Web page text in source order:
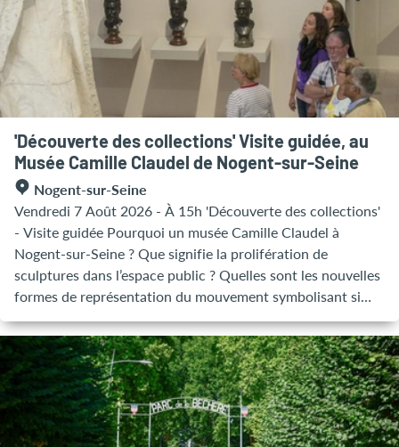
'Découverte des collections' Visite guidée, au
Musée Camille Claudel de Nogent-sur-Seine
Nogent-sur-Seine
Vendredi 7 Août 2026 - À 15h 'Découverte des collections'
- Visite guidée Pourquoi un musée Camille Claudel à
Nogent-sur-Seine ? Que signifie la prolifération de
sculptures dans l’espace public ? Quelles sont les nouvelles
formes de représentation du mouvement symbolisant si
création sculptée de son époque, la figure de Camille
Claudel se distingue nettement. ► Durée 1h ► Tarif : 4€ en
plus du billet d'entrée au musée ©Abril M. Barruecos